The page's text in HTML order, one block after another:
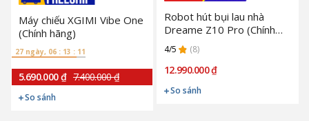
Máy chiếu XGIMI Vibe One
(Chính hãng)
27 ngày, 06 : 13 : 10
5.690.000 ₫ 7.400.000 ₫
So sánh
Robot hút bụi lau nhà
Dreame Z10 Pro (Chính
hãng)
4/5 (8)
12.990.000 ₫
So sánh